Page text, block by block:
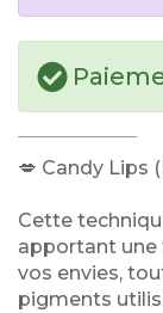
💋 Candy Lips
Cette
apportant une
vos envies,
pigments